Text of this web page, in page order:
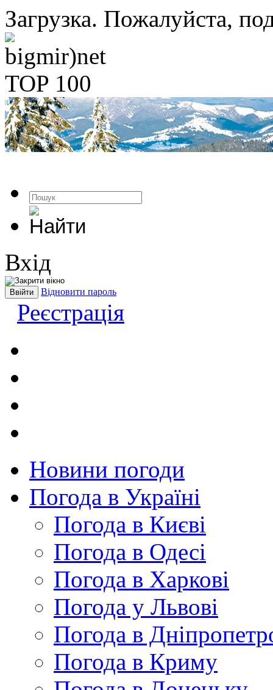
Загрузка. Пожалуйста,
Вхід
Відновити пароль
Реєстрація
Новини погоди
Погода в Україні
Погода в Києві
Погода в Одесі
Погода в Харкові
Погода у Львові
Погода в
Погода в Криму